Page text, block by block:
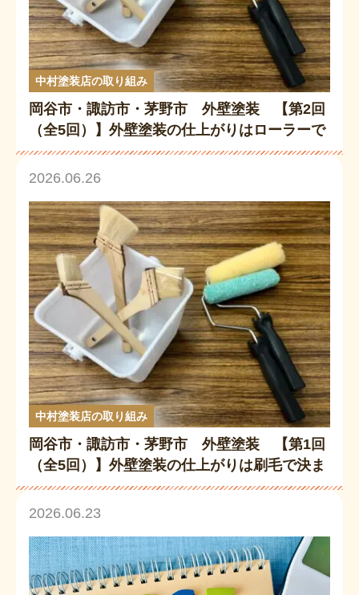
中村塗装店の取り組み
岡谷市・諏訪市・茅野市 外壁塗装 【第2回
（全5回）】外壁塗装の仕上がりはローラーで
変わる？プロが教える種類と使い分け
2026.06.26
中村塗装店の取り組み
岡谷市・諏訪市・茅野市 外壁塗装 【第1回
（全5回）】外壁塗装の仕上がりは刷毛で決ま
る？プロが教える道具の違い
2026.06.23